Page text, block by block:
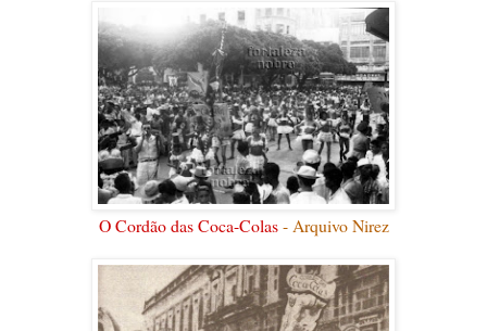
O Cordão das Coca-Colas- Arquivo Nirez